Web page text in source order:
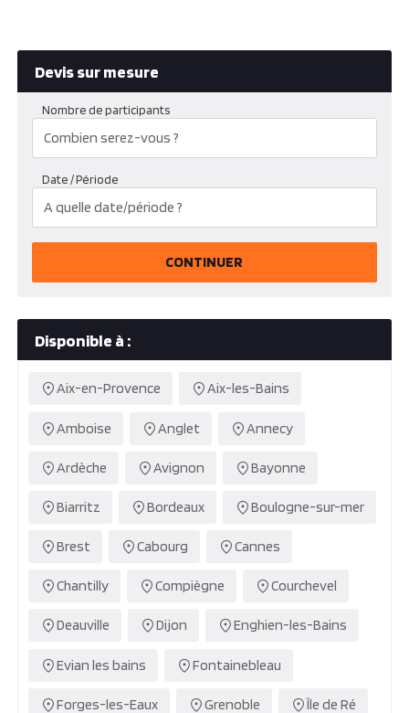
Devis sur mesure
Nombre de participants
Date / Période
CONTINUER
Disponible à :
Aix-en-Provence Aix-les-Bains
Amboise Anglet Annecy
Ardèche Avignon Bayonne
Biarritz Bordeaux Boulogne-sur-mer
Brest Cabourg Cannes
Chantilly Compiègne Courchevel
Deauville Dijon Enghien-les-Bains
Evian les bains Fontainebleau
Forges-les-Eaux Grenoble Île de Ré